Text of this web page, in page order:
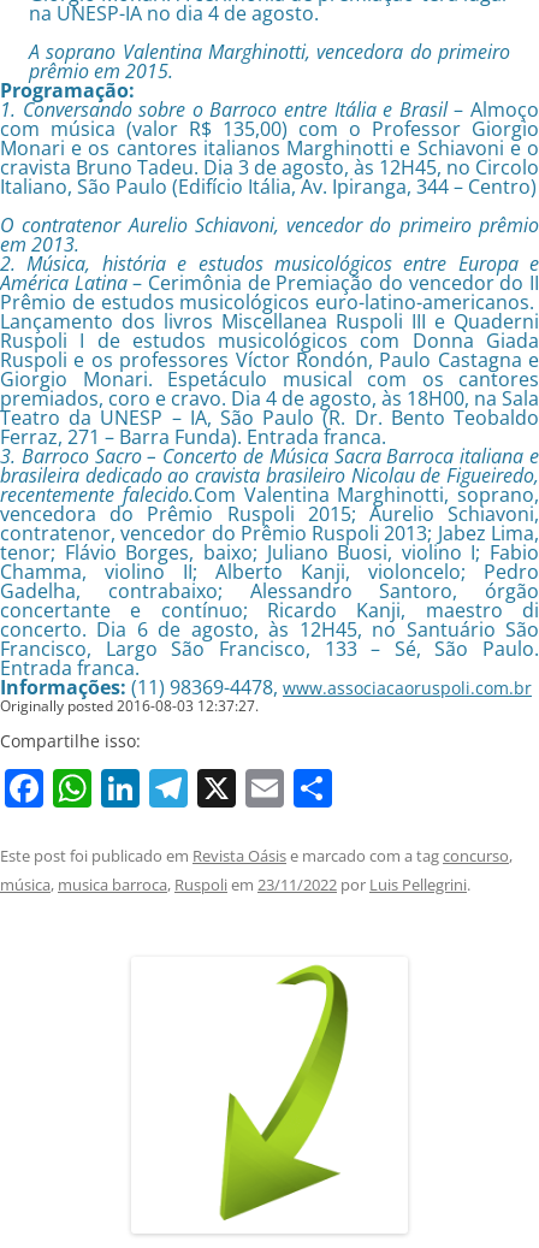
na UNESP-IA no dia 4 de agosto.
A soprano Valentina Marghinotti, vencedora do primeiro
prêmio em 2015.
Programação:
1. Conversando sobre o Barroco entre Itália e Brasil– Almoço
com música (valor R$ 135,00) com o Professor Giorgio
Monari e os cantores italianos Marghinotti e Schiavoni e o
cravista Bruno Tadeu. Dia 3 de agosto, às 12H45, no Circolo
Italiano, São Paulo (Edifício Itália, Av. Ipiranga, 344 – Centro)
O contratenor Aurelio Schiavoni, vencedor do primeiro prêmio
em 2013.
2. Música, história e estudos musicológicos entre Europa e
América Latina– Cerimônia de Premiação do vencedor do II
Prêmio de estudos musicológicos euro-latino-americanos.
Lançamento dos livros Miscellanea Ruspoli III e Quaderni
Ruspoli I de estudos musicológicos com Donna Giada
Ruspoli e os professores Víctor Rondón, Paulo Castagna e
Giorgio Monari. Espetáculo musical com os cantores
premiados, coro e cravo. Dia 4 de agosto, às 18H00, na Sala
Teatro da UNESP – IA, São Paulo (R. Dr. Bento Teobaldo
Ferraz, 271 – Barra Funda). Entrada franca.
3. Barroco Sacro – Concerto de Música Sacra Barroca italiana e
brasileira dedicado ao cravista brasileiro Nicolau de Figueiredo,
recentemente falecido.Com Valentina Marghinotti, soprano,
vencedora do Prêmio Ruspoli 2015; Aurelio Schiavoni,
contratenor, vencedor do Prêmio Ruspoli 2013; Jabez Lima,
tenor; Flávio Borges, baixo; Juliano Buosi, violino I; Fabio
Chamma, violino II; Alberto Kanji, violoncelo; Pedro
Gadelha, contrabaixo; Alessandro Santoro, órgão
concertante e contínuo; Ricardo Kanji, maestro di
concerto. Dia 6 de agosto, às 12H45, no Santuário São
Francisco, Largo São Francisco, 133 – Sé, São Paulo.
Entrada franca.
Informações: (11) 98369-4478, www.associacaoruspoli.com.br
Originally posted 2016-08-03 12:37:27.
Compartilhe isso:
Facebook
WhatsApp
LinkedIn
Telegram
X Email
Este post foi publicado em Revista Oásise marcado com a tagconcurso,
música, musica barroca, Ruspoliem 23/11/2022 por Luis Pellegrini.